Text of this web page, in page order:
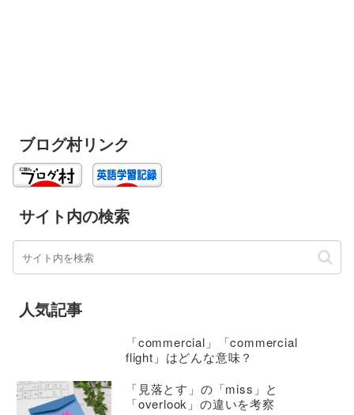
ブログ村リンク
サイト内の検索
人気記事
「commercial」「commercial
flight」はどんな意味？
「見落とす」の「miss」と
「overlook」の違いを考察